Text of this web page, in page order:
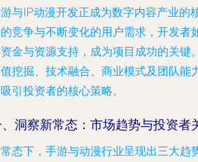
与IP动漫开发正成为数字内容产业的
竞争与不断变化的用户需求，开发者
金与资源支持，成为项目成功的关键
挖掘、技术融合、商业模式及团队能
引投资者的核心策略。
洞察新常态：市场趋势与投资者
态下，手游与动漫行业呈现出三大趋